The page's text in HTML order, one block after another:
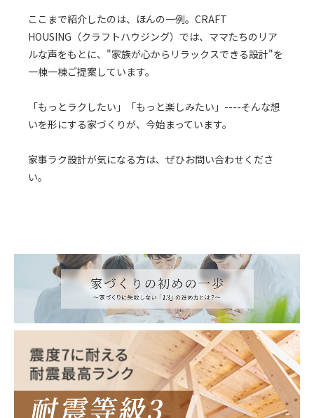
ここまで紹介したのは、ほんの一例。CRAFT
HOUSING（クラフトハウジング）では、ママたちのリア
ルな声をもとに、"家族が心からリラックスできる設計"を
一棟一棟ご提案しています。
「もっとラクしたい」「もっと楽しみたい」----そんな想
いを形にする家づくりが、今始まっています。
家事ラク設計が気になる方は、ぜひお問い合わせくださ
い。